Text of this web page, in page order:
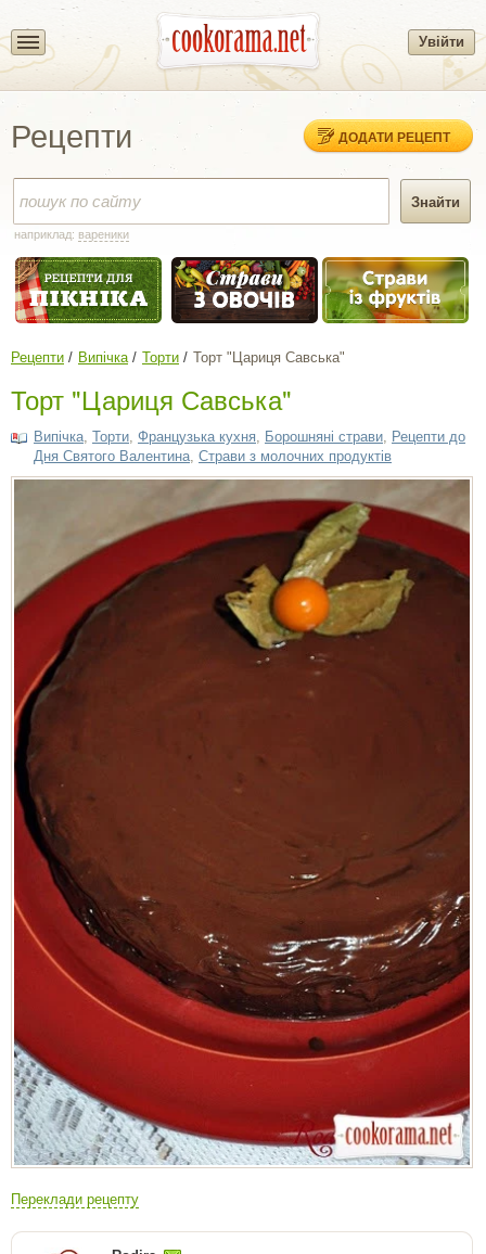
Увійти
Рецепти ДОДАТИ РЕЦЕПТ
наприклад: вареники
Рецепти Випічка Торти Торт "Цариця Савська"
Торт "Цариця Савська"
Випічка Торти Французька кухня Борошняні страви Рецепти до
Дня Святого Валентина Страви з молочних продуктів
Переклади рецепту